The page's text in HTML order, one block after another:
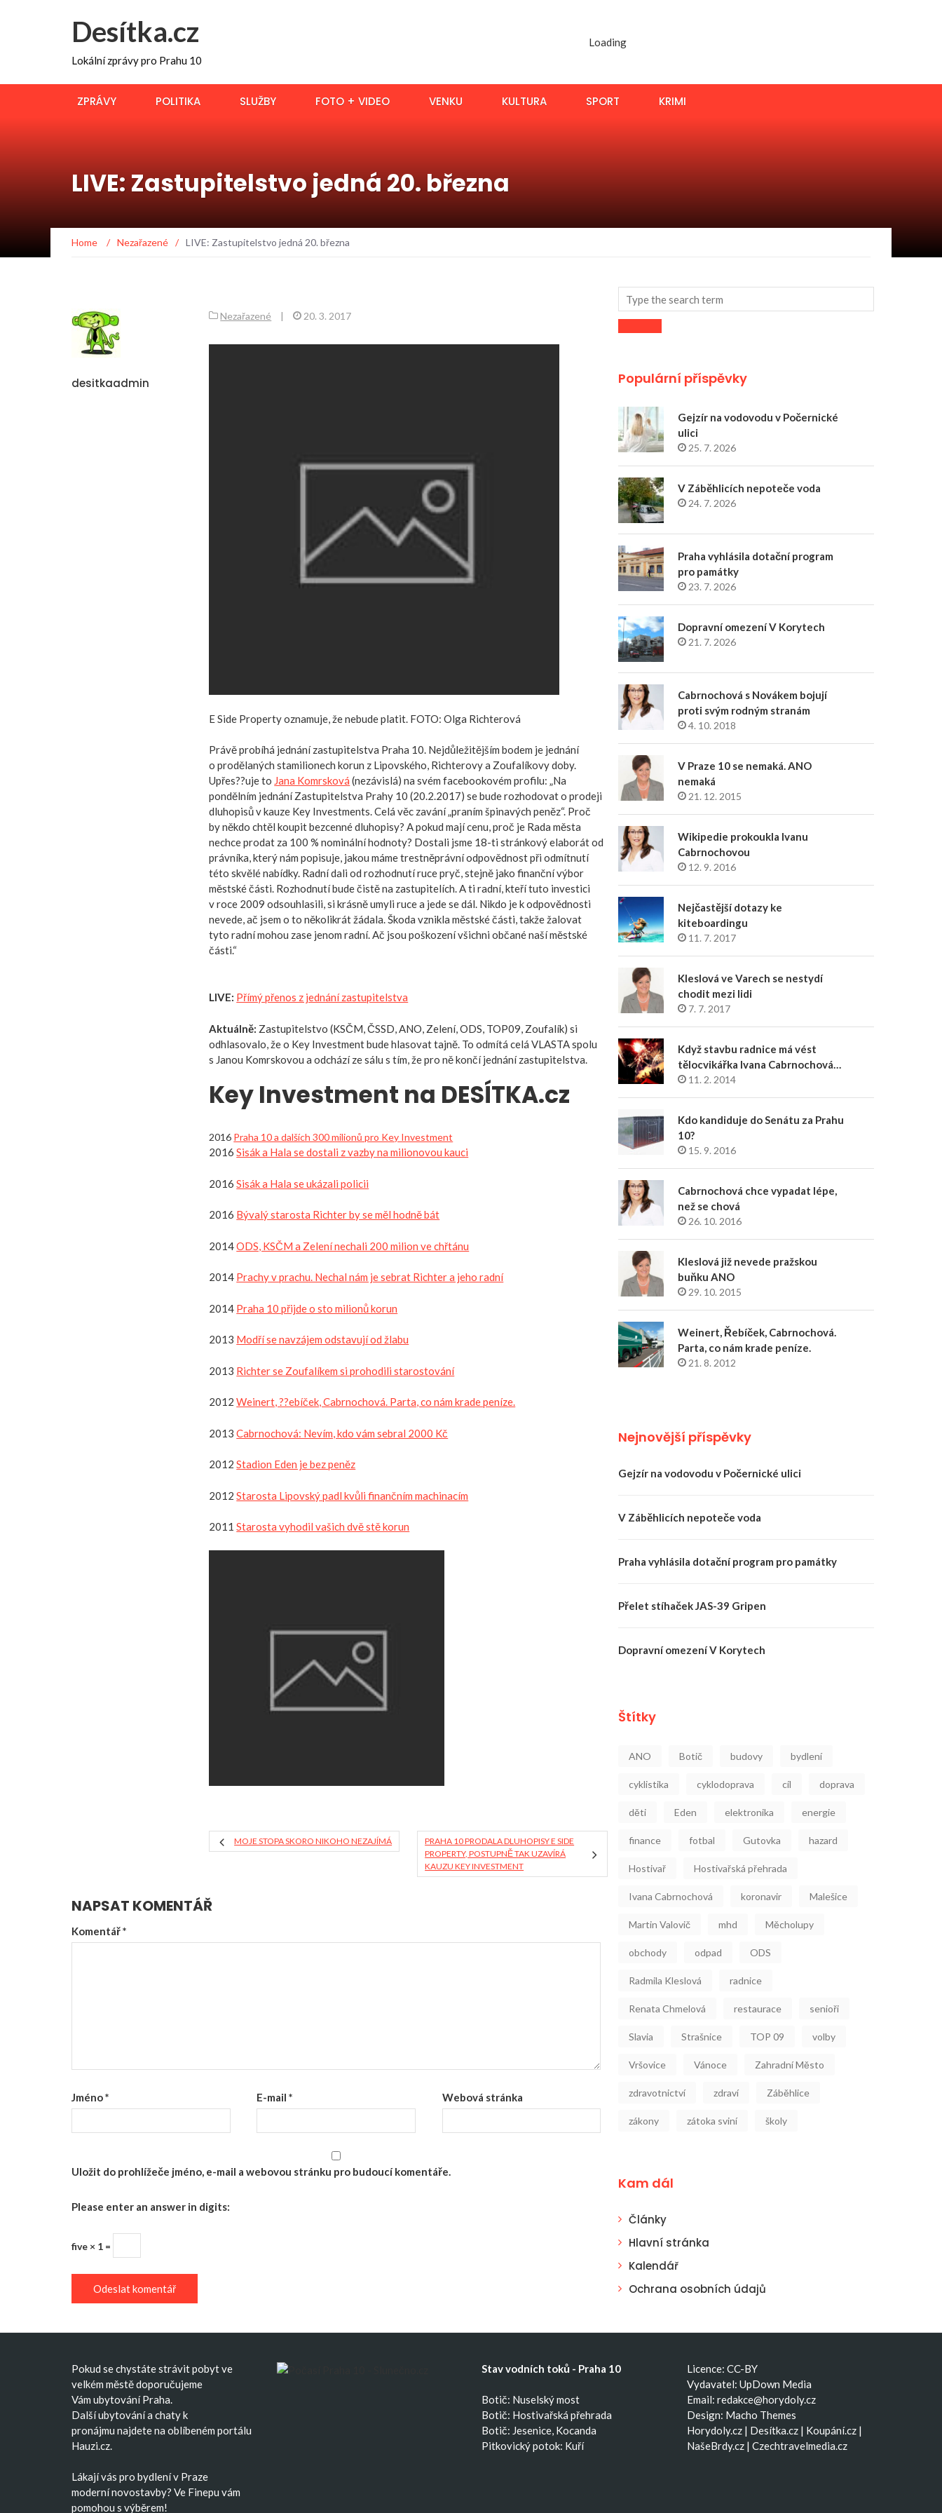
Desítka.cz
Lokální zprávy pro Prahu 10
Loading
ZPRÁVY POLITIKA SLUŽBY FOTO + VIDEO VENKU KULTURA SPORT KRIMI
LIVE: Zastupitelstvo jedná 20. března
Home / Nezařazené / LIVE: Zastupitelstvo jedná 20. března
desitkaadmin
Nezařazené | 20. 3. 2017
E Side Property oznamuje, že nebude platit. FOTO: Olga Richterová
Právě probíhá jednání zastupitelstva Praha 10. Nejdůležitějším bodem je jednání
o prodělaných stamilionech korun z Lipovského, Richterovy a Zoufalíkovy doby.
Upřes??uje to Jana Komrsková (nezávislá) na svém facebookovém profilu: „Na
pondělním jednání Zastupitelstva Prahy 10 (20.2.2017) se bude rozhodovat o prodeji
dluhopisů v kauze Key Investments. Celá věc zavání „praním špinavých peněz“. Proč
by někdo chtěl koupit bezcenné dluhopisy? A pokud mají cenu, proč je Rada města
nechce prodat za 100 % nominální hodnoty? Dostali jsme 18-ti stránkový elaborát od
právníka, který nám popisuje, jakou máme trestněprávní odpovědnost při odmítnutí
této skvělé nabídky. Radní dali od rozhodnutí ruce pryč, stejně jako finanční výbor
městské části. Rozhodnutí bude čistě na zastupitelích. A ti radní, kteří tuto investici
v roce 2009 odsouhlasili, si krásně umyli ruce a jede se dál. Nikdo je k odpovědnosti
nevede, ač jsem o to několikrát žádala. Škoda vznikla městské části, takže žalovat
tyto radní mohou zase jenom radní. Ač jsou poškození všichni občané naší městské
části.“
LIVE: Přímý přenos z jednání zastupitelstva
Aktuálně: Zastupitelstvo (KSČM, ČSSD, ANO, Zelení, ODS, TOP09, Zoufalík) si
odhlasovalo, že o Key Investment bude hlasovat tajně. To odmítá celá VLASTA spolu
s Janou Komrskovou a odchází ze sálu s tím, že pro ně končí jednání zastupitelstva.
Key Investment na DESÍTKA.cz
2016 Praha 10 a dalších 300 milionů pro Key Investment
2016Sisák a Hala se dostali z vazby na milionovou kauci
2016Sisák a Hala se ukázali policii
2016 Bývalý starosta Richter by se měl hodně bát
2014ODS, KSČM a Zelení nechali 200 milion ve chřtánu
2014 Prachy v prachu. Nechal nám je sebrat Richter a jeho radní
2014 Praha 10 přijde o sto milionů korun
2013 Modří se navzájem odstavují od žlabu
2013 Richter se Zoufalíkem si prohodili starostování
2012Weinert, ??ebíček, Cabrnochová. Parta, co nám krade peníze.
2013Cabrnochová: Nevím, kdo vám sebral 2000 Kč
2012Stadion Eden je bez peněz
2012Starosta Lipovský padl kvůli finančním machinacím
2011Starosta vyhodil vašich dvě stě korun
MOJE STOPA SKORO NIKOHO NEZAJÍMÁ
PRAHA 10 PRODALA DLUHOPISY E SIDE
PROPERTY, POSTUPNĚ TAK UZAVÍRÁ
KAUZU KEY INVESTMENT
NAPSAT KOMENTÁŘ
Komentář*
Jméno* E-mail* Webová stránka
Uložit do prohlížeče jméno, e-mail a webovou stránku pro budoucí komentáře.
Please enter an answer in digits:
five × 1 =
Populární příspěvky
Gejzír na vodovodu v Počernické
ulici
25. 7. 2026
V Záběhlicích nepoteče voda
24. 7. 2026
Praha vyhlásila dotační program
pro památky
23. 7. 2026
Dopravní omezení V Korytech
21. 7. 2026
Cabrnochová s Novákem bojují
proti svým rodným stranám
4. 10. 2018
V Praze 10 se nemaká. ANO
nemaká
21. 12. 2015
Wikipedie prokoukla Ivanu
Cabrnochovou
12. 9. 2016
Nejčastější dotazy ke
kiteboardingu
11. 7. 2017
Kleslová ve Varech se nestydí
chodit mezi lidi
7. 7. 2017
Když stavbu radnice má vést
tělocvikářka Ivana Cabrnochová…
11. 2. 2014
Kdo kandiduje do Senátu za Prahu
10?
15. 9. 2016
Cabrnochová chce vypadat lépe,
než se chová
26. 10. 2016
Kleslová již nevede pražskou
buňku ANO
29. 10. 2015
Weinert, Řebíček, Cabrnochová.
Parta, co nám krade peníze.
21. 8. 2012
Nejnovější příspěvky
Gejzír na vodovodu v Počernické ulici
V Záběhlicích nepoteče voda
Praha vyhlásila dotační program pro památky
Přelet stíhaček JAS-39 Gripen
Dopravní omezení V Korytech
Štítky
ANO Botič budovy bydlení
cyklistika cyklodoprava cíl doprava
děti Eden elektronika energie
finance fotbal Gutovka hazard
Hostivař Hostivařská přehrada
Ivana Cabrnochová koronavir Malešice
Martin Valovič mhd Měcholupy
obchody odpad ODS
Radmila Kleslová radnice
Renata Chmelová restaurace senioři
Slavia Strašnice TOP 09 volby
Vršovice Vánoce Zahradní Město
zdravotnictví zdraví Záběhlice
zákony zátoka sviní školy
Kam dál
Články
Hlavní stránka
Kalendář
Ochrana osobních údajů
Pokud se chystáte strávit pobyt ve
velkém městě doporučujeme
Vám ubytování Praha.
Dalšíubytovánía chaty k
pronájmu najdete na oblíbeném portálu
Hauzi.cz.
Lákají vás pro bydlení v Praze
modernínovostavby? Ve Finepu vám
pomohou s výběrem!
Stav vodních toků - Praha 10
Botič: Nuselský most
Botič: Hostivařská přehrada
Botič: Jesenice, Kocanda
Pitkovický potok: Kuří
Licence: CC-BY
Vydavatel: UpDown Media
Email: redakce@horydoly.cz
Design: Macho Themes
Horydoly.cz| Desítka.cz| Koupání.cz|
NašeBrdy.cz| Czechtravelmedia.cz